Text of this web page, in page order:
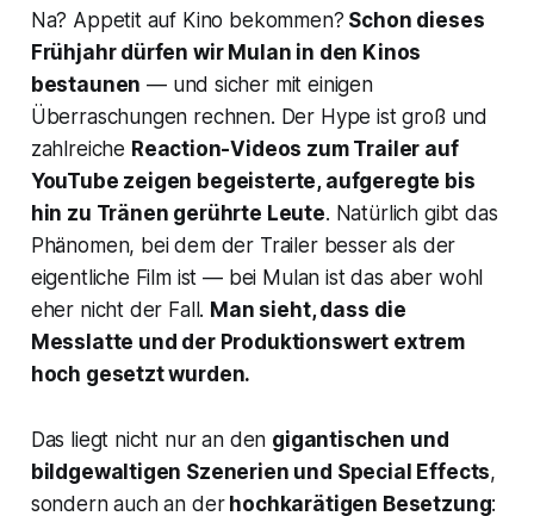
Na? Appetit auf Kino bekommen? Schon dieses
Frühjahr dürfen wir Mulan in den Kinos
bestaunen — und sicher mit einigen
Überraschungen rechnen. Der Hype ist groß und
zahlreiche Reaction-Videos zum Trailer auf
YouTube zeigen begeisterte, aufgeregte bis
hin zu Tränen gerührte Leute. Natürlich gibt das
Phänomen, bei dem der Trailer besser als der
eigentliche Film ist — bei Mulan ist das aber wohl
eher nicht der Fall. Man sieht, dass die
Messlatte und der Produktionswert extrem
hoch gesetzt wurden.
Das liegt nicht nur an den gigantischen und
bildgewaltigen Szenerien und Special Effects,
sondern auch an derhochkarätigen Besetzung: